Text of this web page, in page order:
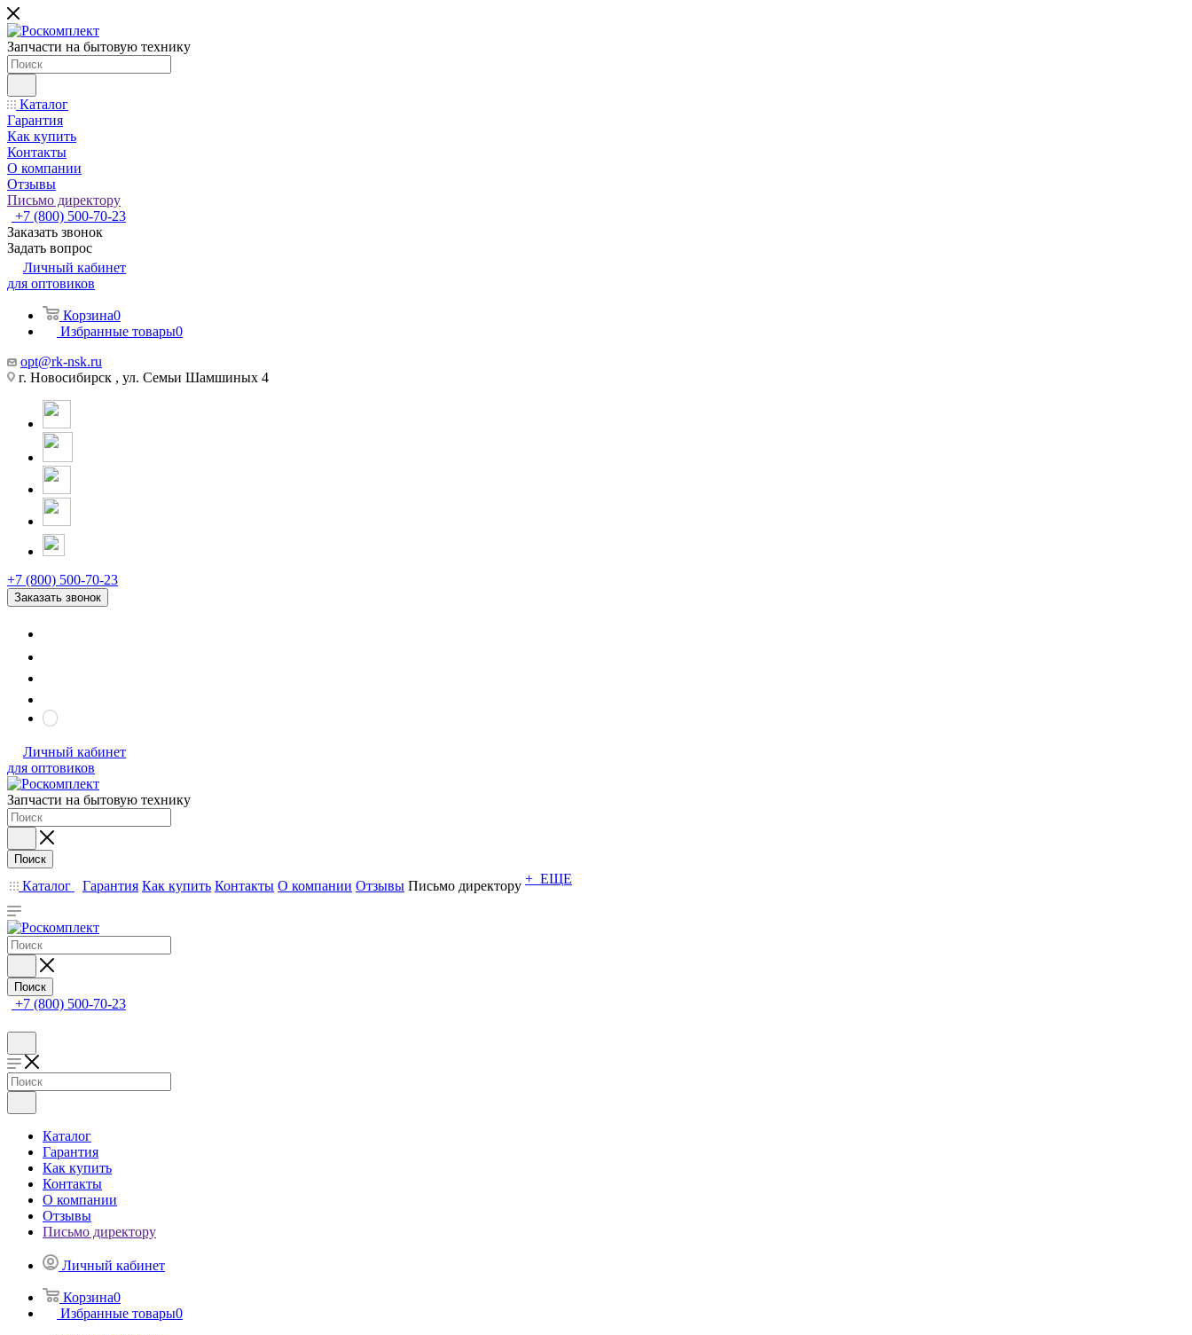
Запчасти на бытовую технику
Каталог
Гарантия
Как купить
Контакты
О компании
Отзывы
Письмо директору
+7 (800) 500-70-23
Заказать звонок
Задать вопрос
Личный кабинет
для оптовиков
Корзина0
Избранные товары0
opt@rk-nsk.ru
г. Новосибирск , ул. Семьи Шамшиных 4
+7 (800) 500-70-23
Заказать звонок
Личный кабинет
для оптовиков
Запчасти на бытовую технику
Поиск
Каталог Гарантия Как купить Контакты О компании Отзывы Письмо директору + ЕЩЕ
Поиск
+7 (800) 500-70-23
Каталог
Гарантия
Как купить
Контакты
О компании
Отзывы
Письмо директору
Личный кабинет
Корзина0
Избранные товары0